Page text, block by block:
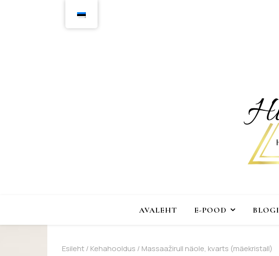
AVALEHT E-POOD BLOGI
Esileht/ Kehahooldus / Massaažirull näole, kvarts (mäekristall)